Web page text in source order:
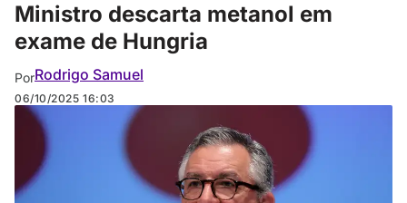
Ministro descarta metanol em
exame de Hungria
PorRodrigo Samuel
06/10/2025 16:03